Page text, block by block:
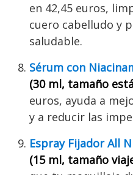
en 42,45 euros,
cuero cabelludo y
saludable.
Sérum con
(30 ml, tamaño
euros, ayuda a
y a reducir las
Espray Fijador All
(15 ml, tamaño